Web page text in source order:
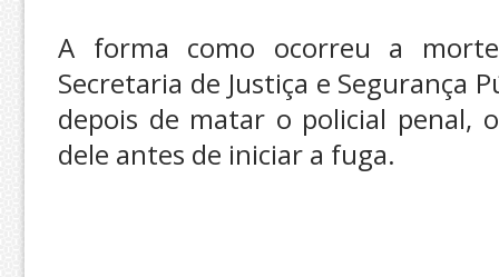
A forma como ocorreu a
Secretaria de Justiça e Segurança
depois de matar o policial penal,
dele antes de iniciar a fuga.